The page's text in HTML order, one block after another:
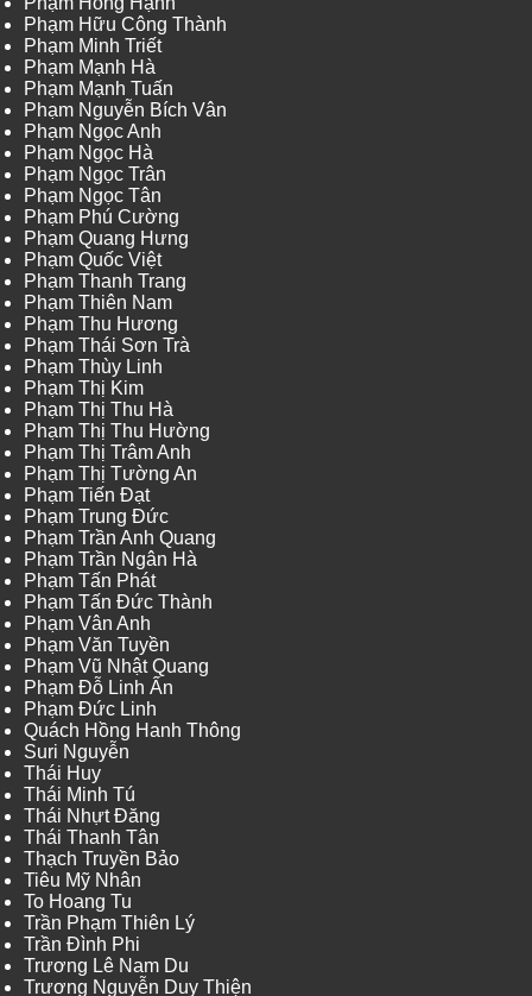
Phạm Hữu Công Thành
Phạm Minh Triết
Phạm Mạnh Hà
Phạm Mạnh Tuấn
Phạm Nguyễn Bích Vân
Phạm Ngọc Anh
Phạm Ngọc Hà
Phạm Ngọc Trân
Phạm Ngọc Tân
Phạm Phú Cường
Phạm Quang Hưng
Phạm Quốc Việt
Phạm Thanh Trang
Phạm Thiên Nam
Phạm Thu Hương
Phạm Thái Sơn Trà
Phạm Thùy Linh
Phạm Thị Kim
Phạm Thị Thu Hà
Phạm Thị Thu Hường
Phạm Thị Trâm Anh
Phạm Thị Tường An
Phạm Tiến Đạt
Phạm Trung Đức
Phạm Trần Anh Quang
Phạm Trần Ngân Hà
Phạm Tấn Phát
Phạm Tấn Đức Thành
Phạm Vân Anh
Phạm Văn Tuyền
Phạm Vũ Nhật Quang
Phạm Đỗ Linh Ấn
Phạm Đức Linh
Quách Hồng Hanh Thông
Suri Nguyễn
Thái Huy
Thái Minh Tú
Thái Nhựt Đăng
Thái Thanh Tân
Thạch Truyền Bảo
Tiêu Mỹ Nhân
To Hoang Tu
Trần Phạm Thiên Lý
Trần Đình Phi
Trương Lê Nam Du
Trương Nguyễn Duy Thiện